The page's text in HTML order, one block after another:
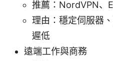
推薦：NordVPN、
理由：穩定伺服器
遲低
遠端工作與商務